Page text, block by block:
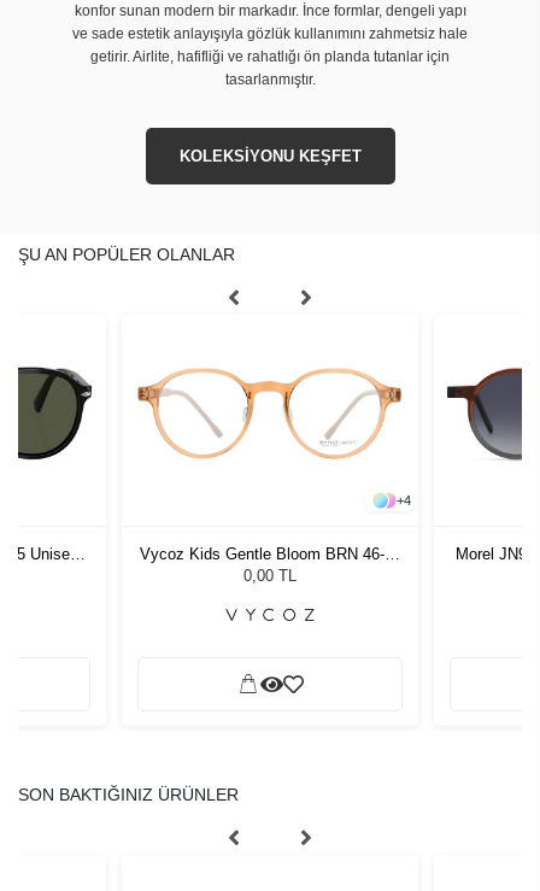
konfor sunan modern bir markadır. İnce formlar, dengeli yapı
ve sade estetik anlayışıyla gözlük kullanımını zahmetsiz hale
getirir. Airlite, hafifliği ve rahatlığı ön planda tutanlar için
tasarlanmıştır.
KOLEKSİYONU KEŞFET
ŞU AN POPÜLER OLANLAR
55 Unisex
+4
Vycoz Kids Gentle Bloom BRN 46-19
135
0,00 TL
Morel
SON BAKTIĞINIZ ÜRÜNLER